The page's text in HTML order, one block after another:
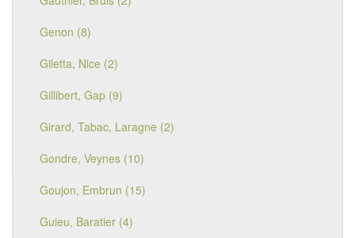
Genon (8)
Giletta, Nice (2)
Gillibert, Gap (9)
Girard, Tabac, Laragne (2)
Gondre, Veynes (10)
Goujon, Embrun (15)
Guieu, Baratier (4)